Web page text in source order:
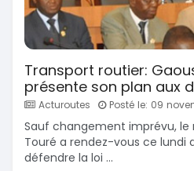
Transport routier:
présente son plan aux
Acturoutes Posté le: 09
Sauf changement imprévu, le
Touré a rendez-vous ce lundi
défendre la loi ...